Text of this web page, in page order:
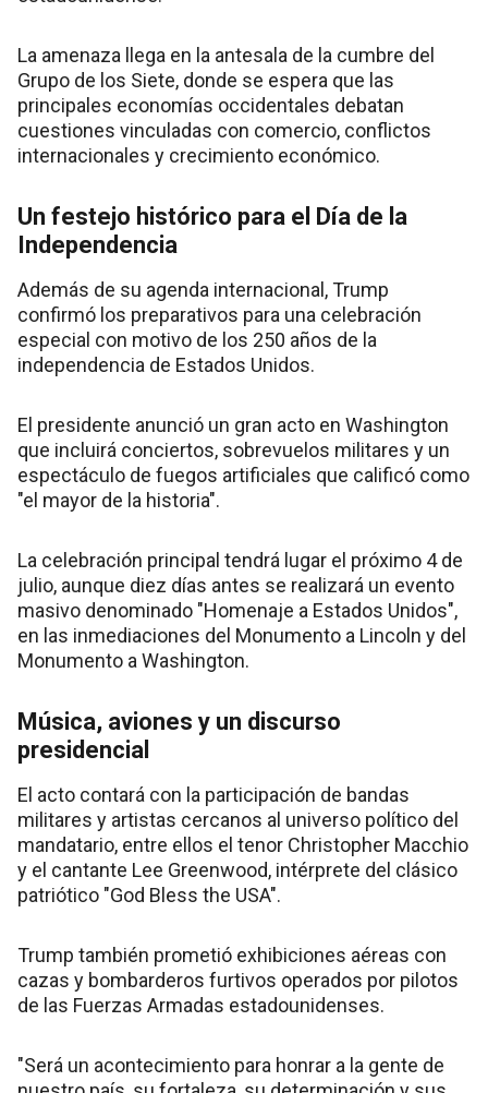
La amenaza llega en la antesala de la cumbre del
Grupo de los Siete, donde se espera que las
principales economías occidentales debatan
cuestiones vinculadas con comercio, conflictos
internacionales y crecimiento económico.
Un festejo histórico para el Día de la
Independencia
Además de su agenda internacional, Trump
confirmó los preparativos para una celebración
especial con motivo de los 250 años de la
independencia de Estados Unidos.
El presidente anunció un gran acto en Washington
que incluirá conciertos, sobrevuelos militares y un
espectáculo de fuegos artificiales que calificó como
"el mayor de la historia".
La celebración principal tendrá lugar el próximo 4 de
julio, aunque diez días antes se realizará un evento
masivo denominado "Homenaje a Estados Unidos",
en las inmediaciones del Monumento a Lincoln y del
Monumento a Washington.
Música, aviones y un discurso
presidencial
El acto contará con la participación de bandas
militares y artistas cercanos al universo político del
mandatario, entre ellos el tenor Christopher Macchio
y el cantante Lee Greenwood, intérprete del clásico
patriótico "God Bless the USA".
Trump también prometió exhibiciones aéreas con
cazas y bombarderos furtivos operados por pilotos
de las Fuerzas Armadas estadounidenses.
"Será un acontecimiento para honrar a la gente de